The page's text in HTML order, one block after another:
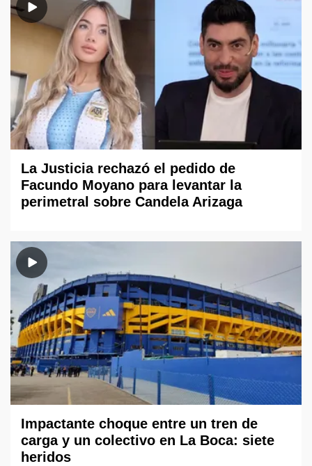
La Justicia rechazó el pedido de
Facundo Moyano para levantar la
perimetral sobre Candela Arizaga
Impactante choque entre un tren de
carga y un colectivo en La Boca: siete
heridos